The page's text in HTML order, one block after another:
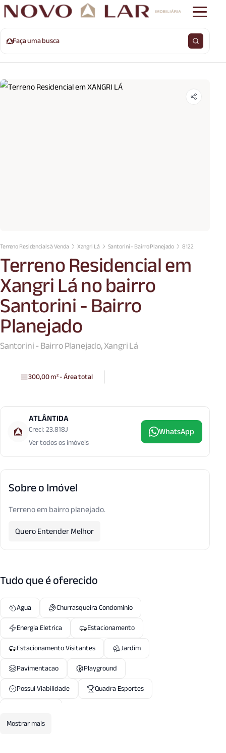
Faça uma busca
Terreno Residencials à Venda Xangri Lá Santorini - Bairro Planejado 8122
Terreno Residencial em
Xangri Lá no bairro
Santorini - Bairro
Planejado
Santorini - Bairro Planejado, Xangri Lá
300,00 m² - Área total
ATLÂNTIDA
Creci: 23.818J
Ver todos os imóveis
WhatsApp
Sobre o Imóvel
Terreno em bairro planejado.
Quero Entender Melhor
Tudo que é oferecido
Agua
Churrasqueira Condominio
Energia Eletrica
Estacionamento
Estacionamento Visitantes
Jardim
Pavimentacao
Playground
Possui Viabilidade
Quadra Esportes
Mostrar mais